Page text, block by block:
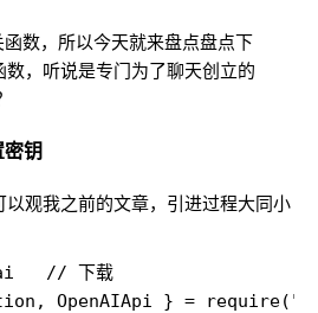
数，所以今天就来盘点盘点下
数，听说是专门为了聊天创立的
钥
观我之前的文章，引进过程大同小
// 下载
OpenAIApi } =